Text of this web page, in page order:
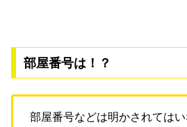
部屋番号は！？
部屋番号などは明かされては